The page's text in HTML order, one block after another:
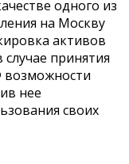
одного из
на Москву
активов
случае принятия
нее
своих